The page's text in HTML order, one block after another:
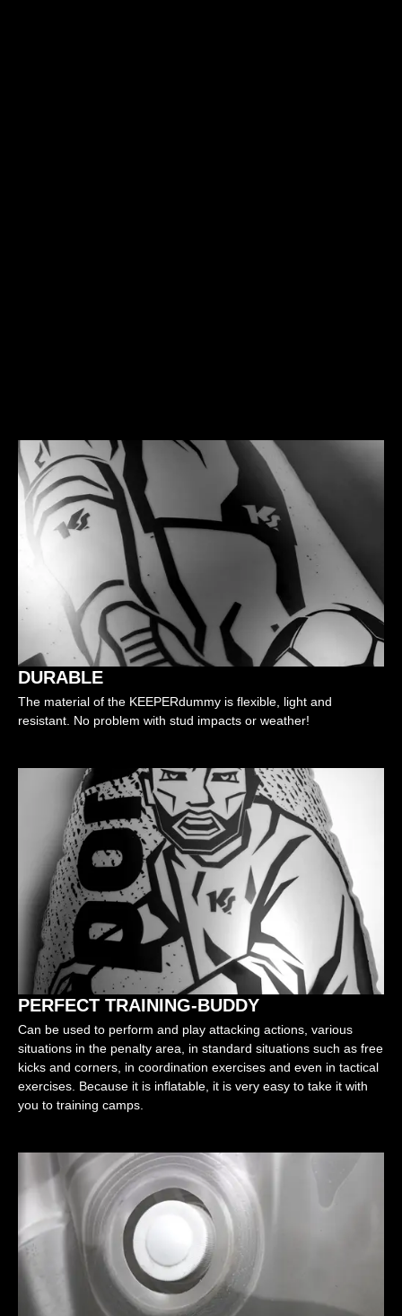
DURABLE
The material of the KEEPERdummy is flexible, light and
resistant. No problem with stud impacts or weather!
PERFECT TRAINING-BUDDY
Can be used to perform and play attacking actions, various
situations in the penalty area, in standard situations such as free
kicks and corners, in coordination exercises and even in tactical
exercises. Because it is inflatable, it is very easy to take it with
you to training camps.